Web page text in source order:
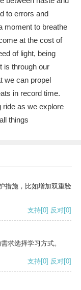
to errors and
moment to breathe
at the cost of
of light, being
is through our
we can propel
in record time.
ride as we explore
things
措施，比如增加双重验
支持[0] 反对[0]
求选择学习方式。
支持[0] 反对[0]